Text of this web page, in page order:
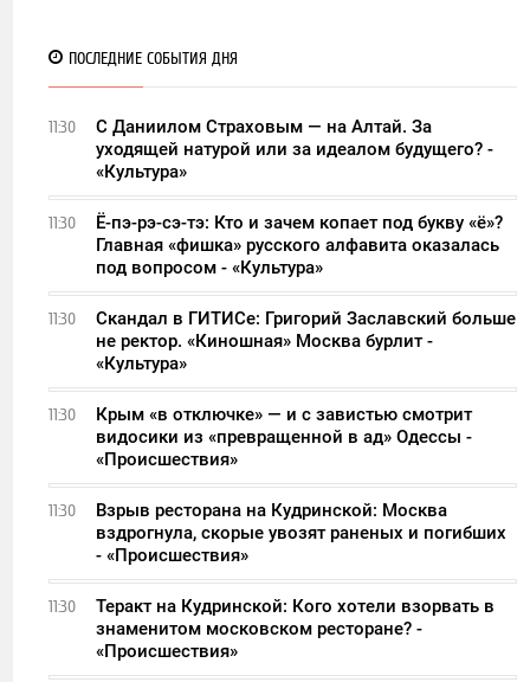
ПОСЛЕДНИЕ СОБЫТИЯ ДНЯ
11:30
С Даниилом Страховым — на Алтай. За
уходящей натурой или за идеалом будущего? -
«Культура»
11:30
Ё-пэ-рэ-сэ-тэ: Кто и зачем копает под букву «ё»?
Главная «фишка» русского алфавита оказалась
под вопросом - «Культура»
11:30
Скандал в ГИТИСе: Григорий Заславский больше
не ректор. «Киношная» Москва бурлит -
«Культура»
11:30
Крым «в отключке» — и с завистью смотрит
видосики из «превращенной в ад» Одессы -
«Происшествия»
11:30
Взрыв ресторана на Кудринской: Москва
вздрогнула, скорые увозят раненых и погибших
- «Происшествия»
11:30
Теракт на Кудринской: Кого хотели взорвать в
знаменитом московском ресторане? -
«Происшествия»